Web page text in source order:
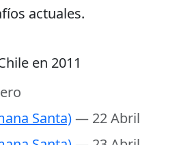
actuales.
en 2011
Santa)— 22 Abril